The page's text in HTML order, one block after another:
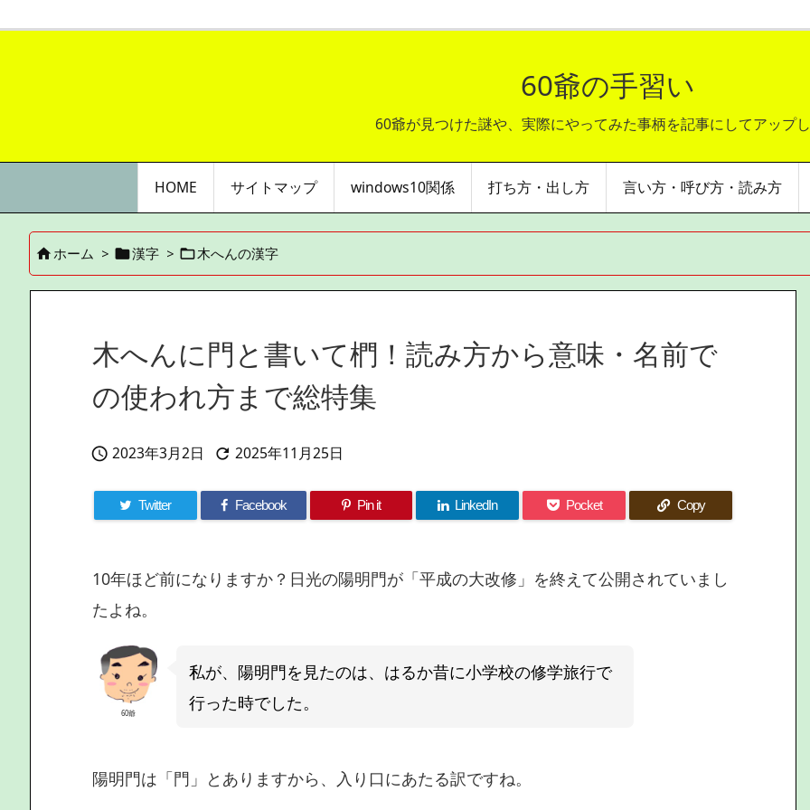
60爺の手習い
60爺が見つけた謎や、実際にやってみた事柄を記事にしてアップ
HOME サイトマップ windows10関係 打ち方・出し方 言い方・呼び方・読み方
ホーム > 漢字 > 木へんの漢字
木へんに門と書いて椚！読み方から意味・名前で
の使われ方まで総特集
 2023年3月2日  2025年11月25日
Twitter Facebook Pin it LinkedIn Pocket Copy
10年ほど前になりますか？日光の陽明門が「平成の大改修」を終えて公開されていまし
たよね。
60爺
私が、陽明門を見たのは、はるか昔に小学校の修学旅行で
行った時でした。
陽明門は「門」とありますから、入り口にあたる訳ですね。